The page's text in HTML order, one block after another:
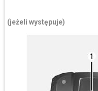
(jeżeli występuje)